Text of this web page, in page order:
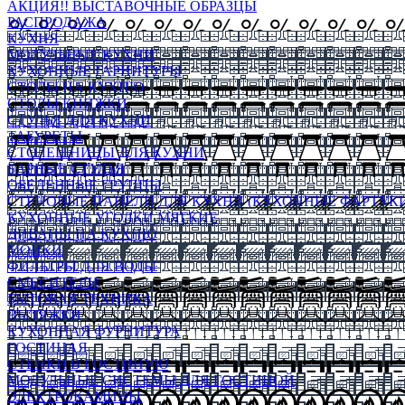
АКЦИЯ!! ВЫСТАВОЧНЫЕ ОБРАЗЦЫ
РАСПРОДАЖА
КУХНЯ
МОДУЛЬНЫЕ КУХНИ
КУХОННЫЕ ГАРНИТУРЫ
СТОЛЫ НА КУХНЮ
СТОЛЫ КНИЖКИ
СТУЛЬЯ ДЛЯ КУХНИ
ТАБУРЕТЫ
СТОЛЕШНИЦЫ ДЛЯ КУХНИ
БАРНЫЕ СТУЛЬЯ
ОБЕДЕННЫЕ ГРУППЫ
СТЕНОВЫЕ ПАНЕЛИ ДЛЯ КУХНИ (КУХОННЫЕ
КУХОННЫЕ УГОЛКИ МЯГКИЕ
ДИВАНЫ НА КУХНЮ
МОЙКИ
ФИЛЬТРЫ ДЛЯ ВОДЫ
СМЕСИТЕЛИ
БЫТОВАЯ ТЕХНИКА
ВЫТЯЖКИ
КУХОННАЯ ФУРНИТУРА
ГОСТИНАЯ
СТЕНКИ В ГОСТИНУЮ
МОДУЛЬНЫЕ СИСТЕМЫ ДЛЯ ГОСТИНОЙ
ЭЛЕКТРОКАМИНЫ